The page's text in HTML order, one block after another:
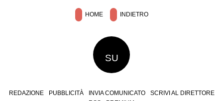
HOME INDIETRO
SU
REDAZIONE PUBBLICITÀ INVIA COMUNICATO
SCRIVI AL DIRETTORE